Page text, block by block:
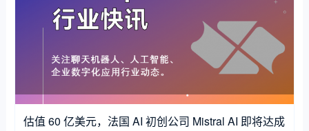
估值 60 亿美元，法国 AI 初创公司 Mistral AI 即将达成